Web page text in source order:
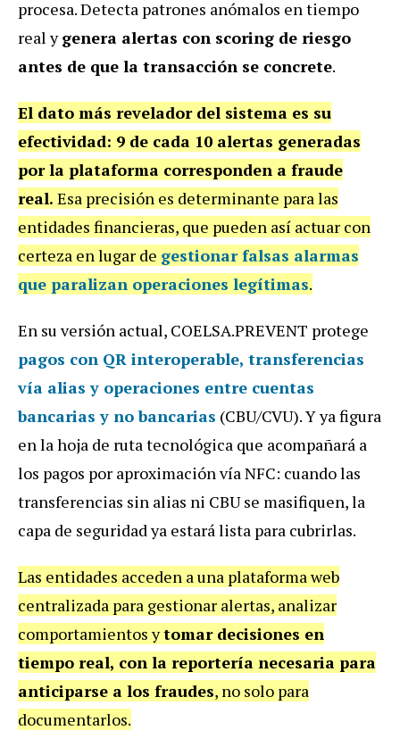
procesa. Detecta patrones anómalos en tiempo
real ygenera alertas con scoring de riesgo
antes de que la transacción se concrete.
El dato más revelador del sistema es su
efectividad: 9 de cada 10 alertas generadas
por la plataforma corresponden a fraude
real. Esa precisión es determinante para las
entidades financieras, que pueden así actuar con
certeza en lugar de gestionar falsas alarmas
que paralizan operaciones legítimas.
En su versión actual, COELSA.PREVENT protege
pagos con QR interoperable, transferencias
vía alias y operaciones entre cuentas
bancarias y no bancarias (CBU/CVU). Y ya figura
en la hoja de ruta tecnológica que acompañará a
los pagos por aproximación vía NFC: cuando las
transferencias sin alias ni CBU se masifiquen, la
capa de seguridad ya estará lista para cubrirlas.
Las entidades acceden a una plataforma web
centralizada para gestionar alertas, analizar
comportamientos ytomar decisiones en
tiempo real, con la reportería necesaria para
anticiparse a los fraudes, no solo para
documentarlos.